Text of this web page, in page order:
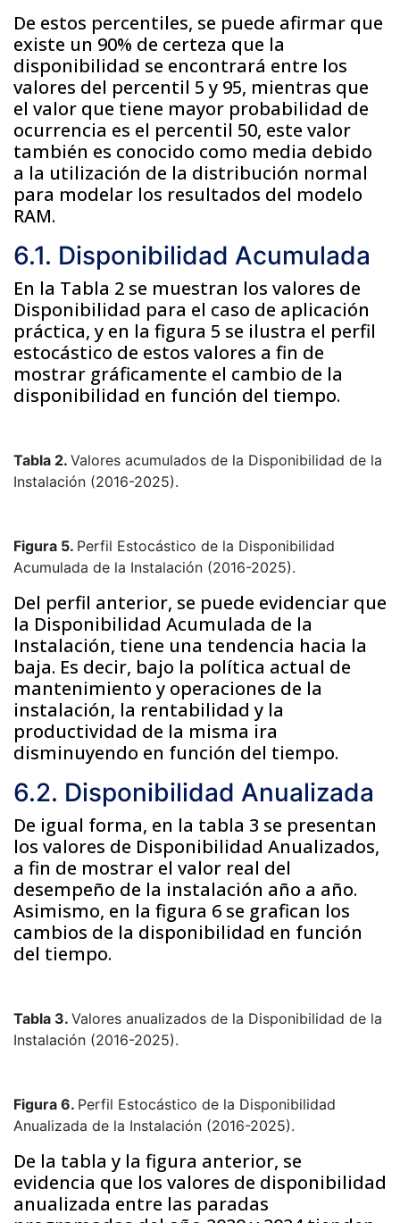
De estos percentiles, se puede afirmar que
existe un 90% de certeza que la
disponibilidad se encontrará entre los
valores del percentil 5 y 95, mientras que
el valor que tiene mayor probabilidad de
ocurrencia es el percentil 50, este valor
también es conocido como media debido
a la utilización de la distribución normal
para modelar los resultados del modelo
RAM.
6.1. Disponibilidad Acumulada
En la Tabla 2 se muestran los valores de
Disponibilidad para el caso de aplicación
práctica, y en la figura 5 se ilustra el perfil
estocástico de estos valores a fin de
mostrar gráficamente el cambio de la
disponibilidad en función del tiempo.
Tabla 2. Valores acumulados de la Disponibilidad de la
Instalación (2016-2025).
Figura 5. Perfil Estocástico de la Disponibilidad
Acumulada de la Instalación (2016-2025).
Del perfil anterior, se puede evidenciar que
la Disponibilidad Acumulada de la
Instalación, tiene una tendencia hacia la
baja. Es decir, bajo la política actual de
mantenimiento y operaciones de la
instalación, la rentabilidad y la
productividad de la misma ira
disminuyendo en función del tiempo.
6.2. Disponibilidad Anualizada
De igual forma, en la tabla 3 se presentan
los valores de Disponibilidad Anualizados,
a fin de mostrar el valor real del
desempeño de la instalación año a año.
Asimismo, en la figura 6 se grafican los
cambios de la disponibilidad en función
del tiempo.
Tabla 3. Valores anualizados de la Disponibilidad de la
Instalación (2016-2025).
Figura 6. Perfil Estocástico de la Disponibilidad
Anualizada de la Instalación (2016-2025).
De la tabla y la figura anterior, se
evidencia que los valores de disponibilidad
anualizada entre las paradas